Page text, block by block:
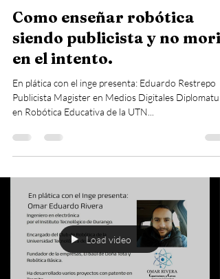
Como enseñar robótica
siendo publicista y no morir
en el intento.
En plática con el inge presenta: Eduardo Restrepo
Publicista Magister en Medios Digitales Diplomatura
en Robótica Educativa de la UTN...
Load video